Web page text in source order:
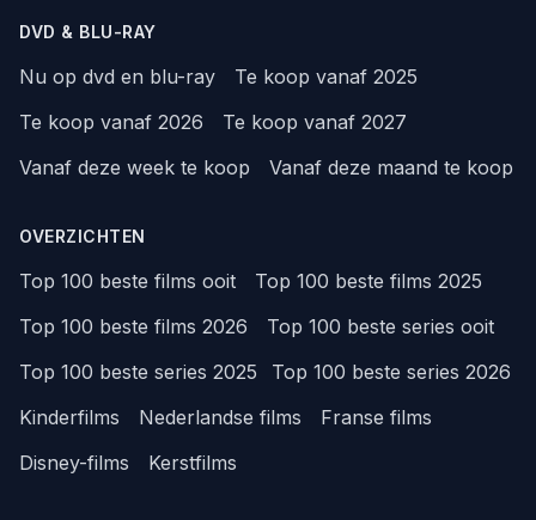
DVD & BLU-RAY
Nu op dvd en blu-ray
Te koop vanaf 2025
Te koop vanaf 2026
Te koop vanaf 2027
Vanaf deze week te koop
Vanaf deze maand te koop
OVERZICHTEN
Top 100 beste films ooit
Top 100 beste films 2025
Top 100 beste films 2026
Top 100 beste series ooit
Top 100 beste series 2025
Top 100 beste series 2026
Kinderfilms
Nederlandse films
Franse films
Disney-films
Kerstfilms